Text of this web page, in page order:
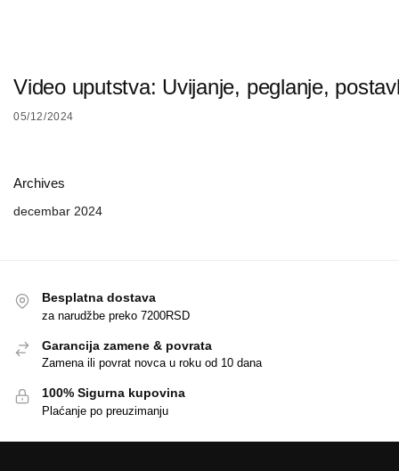
Video uputstva: Uvijanje, peglanje,
05/12/2024
Archives
decembar 2024
Besplatna dostava
za narudžbe preko 7200RSD
Garancija zamene & povrata
Zamena ili povrat novca u roku od 10 dana
100% Sigurna kupovina
Plaćanje po preuzimanju